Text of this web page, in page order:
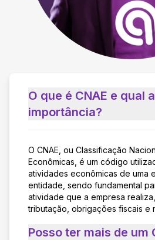
O que é CNAE e qual
importância?
O CNAE, ou Classificação
Econômicas, é um código
atividades econômicas de uma
entidade, sendo fundamental
atividade que a empresa
tributação, obrigações fiscais e
Posso ter mais de um